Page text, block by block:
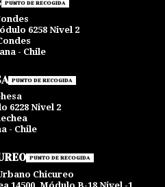
PUNTO DE RECOGIDA
6258 Nivel 2
- Chile
PUNTO DE RECOGIDA
6228 Nivel 2
- Chile
PUNTO DE RECOGIDA
Chicureo